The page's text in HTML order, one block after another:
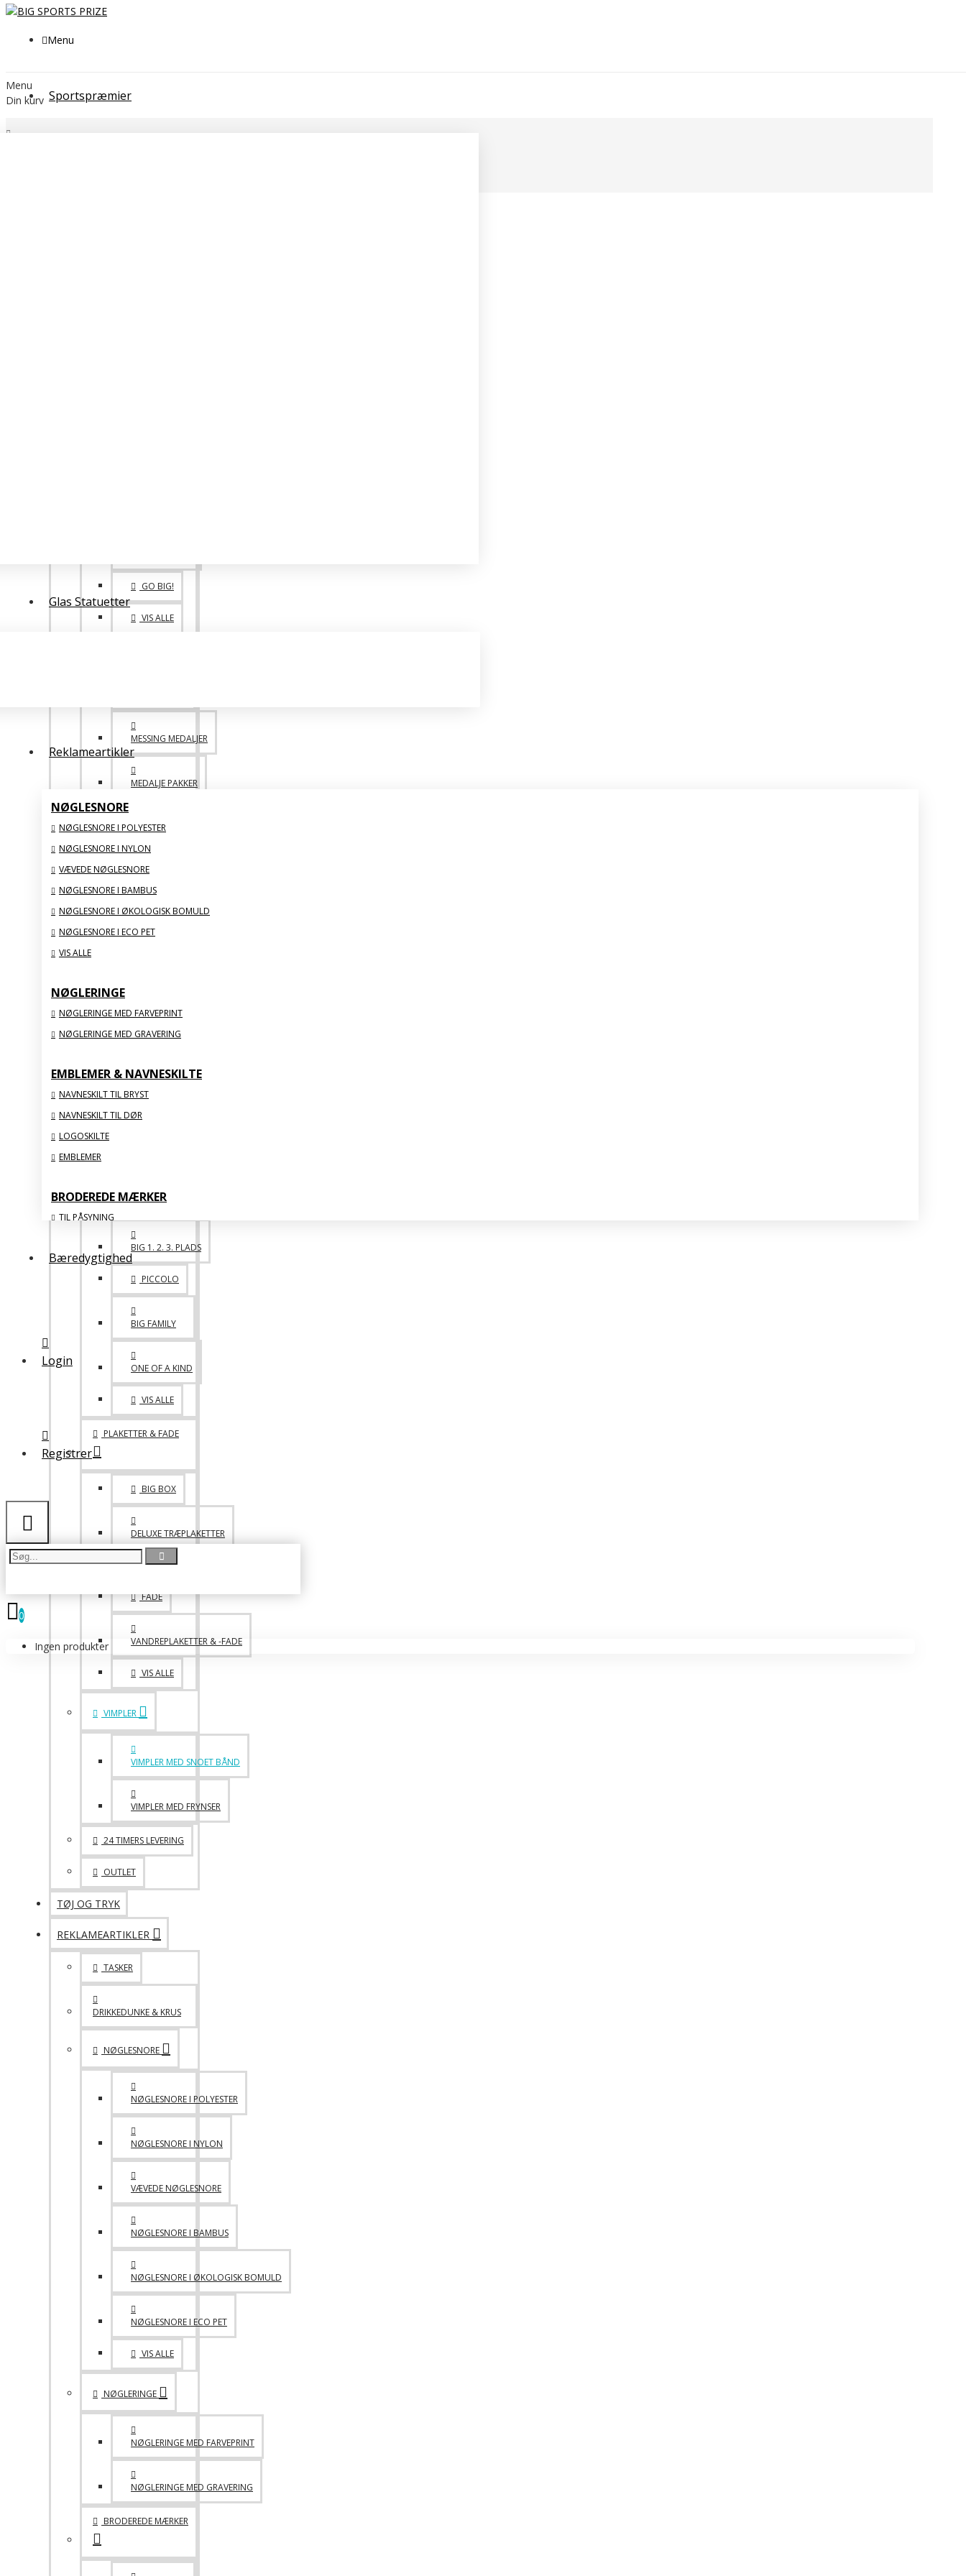
Menu
Din kurv
Menu
Sportspræmier
Glas Statuetter
Reklameartikler
NØGLESNORE
NØGLESNORE I POLYESTER
NØGLESNORE I NYLON
VÆVEDE NØGLESNORE
NØGLESNORE I BAMBUS
NØGLESNORE I ØKOLOGISK BOMULD
NØGLESNORE I ECO PET
VIS ALLE
NØGLERINGE
NØGLERINGE MED FARVEPRINT
NØGLERINGE MED GRAVERING
EMBLEMER & NAVNESKILTE
NAVNESKILT TIL BRYST
NAVNESKILT TIL DØR
LOGOSKILTE
EMBLEMER
BRODEREDE MÆRKER
TIL PÅSYNING
MED STRYGEBAGSIDE
ORGANISKE
MED FLOSSSEDE KANTER
LIDT BLANDET
DRIKKEDUNKE & KRUS
Bæredygtighed
Login
Registrer
0
Ingen produkter
GO BIG!
VIS ALLE
MESSING MEDALJER
MEDALJE PAKKER
DESIGN SELV MEDALJE
SAML SELV BILLIGERE
ONE OF A KIND
ACRYLIC
BIG 1. 2. 3. PLADS
PICCOLO
BIG FAMILY
ONE OF A KIND
VIS ALLE
PLAKETTER & FADE
BIG BOX
DELUXE TRÆPLAKETTER
PICCOLO
FADE
VANDREPLAKETTER & -FADE
VIS ALLE
VIMPLER
VIMPLER MED SNOET BÅND
VIMPLER MED FRYNSER
24 TIMERS LEVERING
OUTLET
TØJ OG TRYK
REKLAMEARTIKLER
TASKER
DRIKKEDUNKE & KRUS
NØGLESNORE
NØGLESNORE I POLYESTER
NØGLESNORE I NYLON
VÆVEDE NØGLESNORE
NØGLESNORE I BAMBUS
NØGLESNORE I ØKOLOGISK BOMULD
NØGLESNORE I ECO PET
VIS ALLE
NØGLERINGE
NØGLERINGE MED FARVEPRINT
NØGLERINGE MED GRAVERING
BRODEREDE MÆRKER